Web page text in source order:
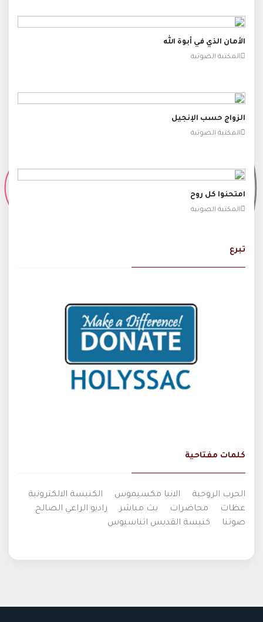
الأمان الذي في أبوة الله
المكتبة الصوتية
الزواج حسب الإنجيل
المكتبة الصوتية
امتحنوا كل روح
المكتبة الصوتية
تبرع
كلمات مفتاحية
الحرب الروحية الانبا مكسيموس
الكنيسة الالكترونية
عظات
محاضرات بث مباشر
راديو الراعي الصالح
صوتنا
كنيسة القديس اثناسيوس